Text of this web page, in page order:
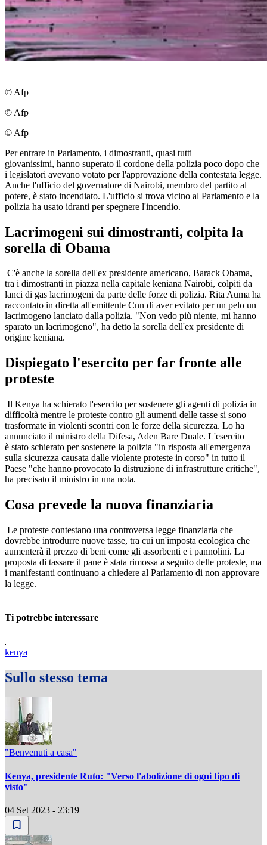
© Afp
© Afp
© Afp
Per entrare in Parlamento, i dimostranti, quasi tutti
giovanissimi, hanno superato il cordone della polizia poco dopo che
i legislatori avevano votato per l'approvazione della contestata legge.
Anche l'ufficio del governatore di Nairobi, membro del partito al
potere, è stato incendiato. L'ufficio si trova vicino al Parlamento e la
polizia ha usato idranti per spegnere l'incendio.
Lacrimogeni sui dimostranti, colpita la
sorella di Obama
C'è anche la sorella dell'ex presidente americano, Barack Obama,
tra i dimostranti in piazza nella capitale keniana Nairobi, colpiti da
lanci di gas lacrimogeni da parte delle forze di polizia. Rita Auma ha
raccontato in diretta all'emittente Cnn di aver evitato per un pelo un
lacrimogeno lanciato dalla polizia. "Non vedo più niente, mi hanno
sparato un lacrimogeno", ha detto la sorella dell'ex presidente di
origine keniana.
Dispiegato l'esercito per far fronte alle
proteste
Il Kenya ha schierato l'esercito per sostenere gli agenti di polizia in
difficoltà mentre le proteste contro gli aumenti delle tasse si sono
trasformate in violenti scontri con le forze della sicurezza. Lo ha
annunciato il ministro della Difesa, Aden Bare Duale. L'esercito
è stato schierato per sostenere la polizia "in risposta all'emergenza
sulla sicurezza causata dalle violente proteste in corso" in tutto il
Paese "che hanno provocato la distruzione di infrastrutture critiche",
ha precisato il ministro in una nota.
Cosa prevede la nuova finanziaria
Le proteste contestano una controversa legge finanziaria che
dovrebbe introdurre nuove tasse, tra cui un'imposta ecologica che
aumenterà il prezzo di beni come gli assorbenti e i pannolini. La
proposta di tassare il pane è stata rimossa a seguito delle proteste, ma
i manifestanti continuano a chiedere al Parlamento di non approvare
la legge.
Ti potrebbe interessare
kenya
Sullo stesso tema
"Benvenuti a casa"
Kenya, presidente Ruto: "Verso l'abolizione di ogni tipo di
visto"
04 Set 2023 - 23:19